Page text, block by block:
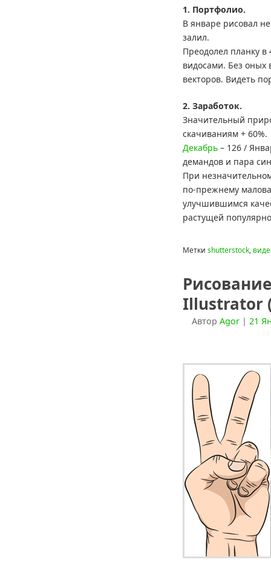
1. Портфолио.
В январе рисовал
залил.
Преодолел планку в
видосами. Без оных
векторов. Видеть
2. Заработок.
Значительный
скачиваниям + 60%.
Декабрь– 126 /
демандов и пара
При
по-прежнему
улучшившимся
растущей
Метки shutterstock,
Illustrator
Автор Agor | 21